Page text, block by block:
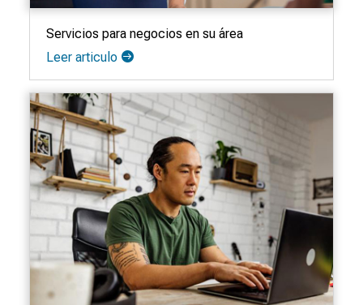
Servicios para negocios en su área
Leer articulo